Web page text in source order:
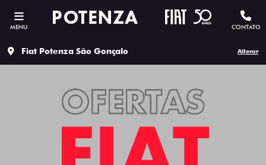
MENU CONTATO
Fiat Potenza São Gonçalo Alterar